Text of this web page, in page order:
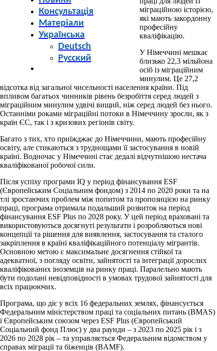
Консультація
Матеріали
Українська
Deutsch
Русский
міграційною історією,
які мають закордонну
професійну
кваліфікацію.
У Німеччині мешкає
близько 22,3 мільйона
осіб із міграційним
минулим. Це 27,2
відсотка від загальної чисельності населення країни. Під
впливом багатьох чинників рівень безробіття серед людей з
міграційним минулим удвічі вищий, ніж серед людей без нього.
Останніми роками міграційні потоки в Німеччину зросли, як з
країн ЄС, так і з кризових регіонів світу.
Багато з тих, хто приїжджає до Німеччини, мають професійну
освіту, але стикаються з труднощами її застосування в новій
країні. Водночас у Німеччині стає дедалі відчутнішою нестача
кваліфікованої робочої сили.
Після успіху програми IQ у період фінансування ESF
(Європейським Соціальним фондом) з 2014 по 2020 роки та на
тлі зростаючих проблем між попитом та пропозицією на ринку
праці, програма отримала подальший розвиток на період
фінансування ESF Plus по 2028 року. У цей період враховані та
використовуються досягнуті результати і розробляються нові
концепції та рішення для виявлення, застосування та сталого
закріплення в країні кваліфікаційного потенціалу мігрантів.
Основною метою є максимальне досягнення стійкої та
адекватної, з погляду освіти, зайнятості та інтеграції дорослих
кваліфікованих іноземців на ринку праці. Паралельно мають
бути подолані невідповідності в умовах трудової зайнятості для
всіх працюючих.
Програма, що діє у всіх 16 федеральних землях, фінансується
Федеральним міністерством праці та соціальних питань (BMAS)
і Європейським союзом через ESF Plus (Європейський
Соціальний фонд Плюс) у два раунди – з 2023 по 2025 рік і з
2026 по 2028 рік – та управляється Федеральним відомством у
справах міграції та біженців (BAMF).